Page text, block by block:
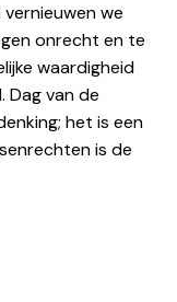
we
onrecht en te
waardigheid
van de
het is een
is de